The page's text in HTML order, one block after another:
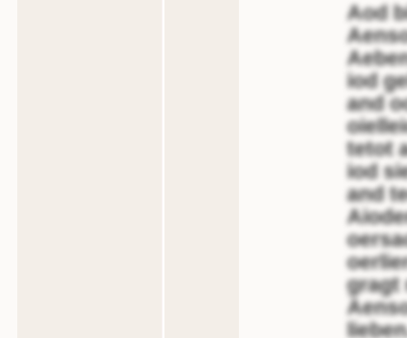
Aod
iod
and
tetot
iod
and
gragt